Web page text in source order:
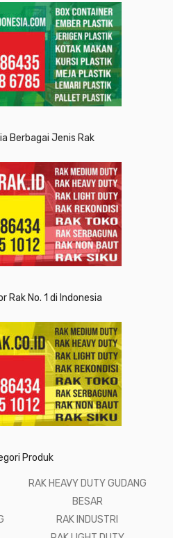
Berbagai Jenis Rak
Rak No. 1 di Indonesia
Produk
RAK HEAVY DUTY GUDANG
BESAR
RAK INDUSTRI